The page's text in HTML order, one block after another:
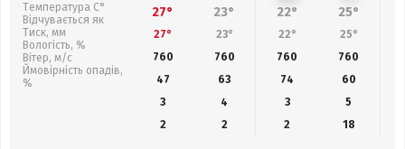
Температура С°
Відчувається як
Тиск, мм
Вологість, %
Вітер, м/с
Ймовірність опадів,
%
27° 23° 22° 25°
27° 23° 22° 25°
760
760 760 760
47
63 74 60
3
4 3
5
2
2 2 18